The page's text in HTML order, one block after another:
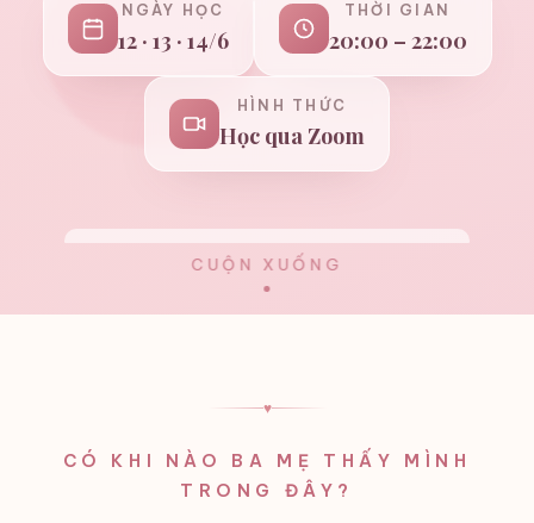
NGÀY HỌC
12 · 13 · 14/6
THỜI GIAN
20:00 – 22:00
HÌNH THỨC
Học qua Zoom
CUỘN XUỐNG
♥
CÓ KHI NÀO BA MẸ THẤY MÌNH
TRONG ĐÂY?